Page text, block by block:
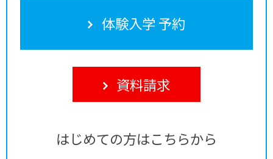
体験入学 予約
資料請求
はじめての方はこちらから